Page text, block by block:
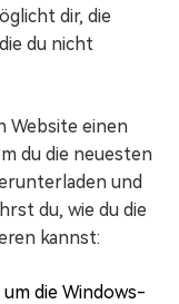
dir, die
du nicht
Website einen
du die neuesten
und
du, wie du die
kannst:
die Windows-